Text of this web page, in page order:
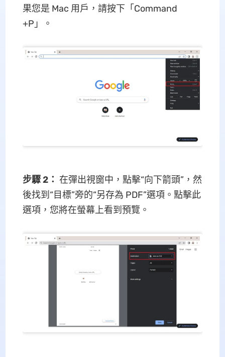
果您是 Mac 用戶，請按下「Command
+P」。
步驟 2： 在彈出視窗中，點擊“向下箭頭”，然
後找到“目標”旁的“另存為 PDF”選項。點擊此
選項，您將在螢幕上看到預覽。